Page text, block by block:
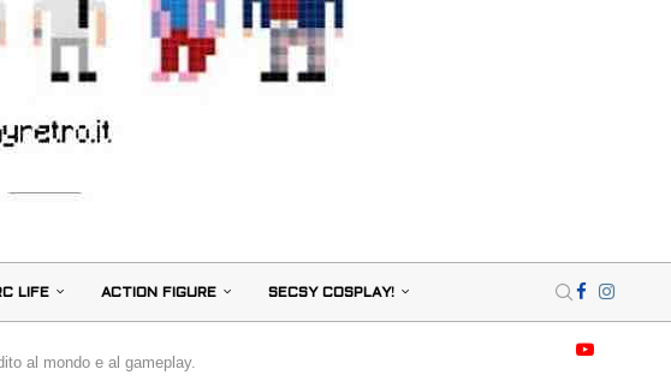
LIFE ACTION FIGURE SECSY COSPLAY!
al mondo e al gameplay.